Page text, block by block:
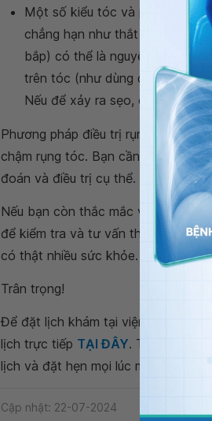
Một số kiểu tóc và phương
chẳng hạn như thắt bím tóc
bắp) có thể là nguyên nhân
trên tóc (như dùng dầu nóng)
Nếu để xảy ra sẹo, có thể rụng
Phương pháp điều trị rụng tóc bao
chậm rụng tóc. Bạn cần thăm
đoán và điều trị cụ thể.
Nếu bạn còn thắc mắc về mụn
để kiểm tra và tư vấn thêm bạn
có thật nhiều sức khỏe.
Trân trọng!
Để đặt lịch khám tại viện, Quý
lịch trực tiếp TẠI ĐÂY. Tải và đặt
lịch và đặt hẹn mọi lúc mọi nơi ngay
Cập nhật: 22-07-2024